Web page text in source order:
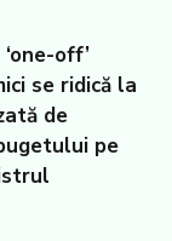
off’
se ridică la
de
pe